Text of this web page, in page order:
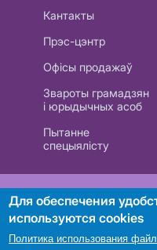
Кантакты
Прэс-цэнтр
Офісы продажаў
Звароты грамадзян
і юрыдычных асоб
Пытанне
спецыялісту
РУП «Белтэлекам». УНП
Для обеспечения
используются cookies
Политика использования